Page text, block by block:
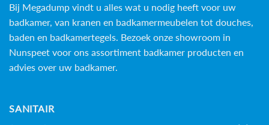
Bij Megadump vindt u alles wat u nodig heeft voor uw
badkamer, van kranen en badkamermeubelen tot douches,
baden en badkamertegels . Bezoek onze showroom in
Nunspeet voor ons assortiment badkamer producten en
advies over uw badkamer.
SANITAIR